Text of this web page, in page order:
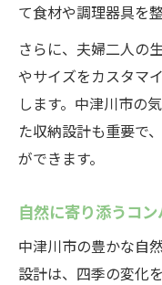
て食材や調理器具を
さらに、夫婦二人の
やサイズをカスタマ
します。中津川市の
た収納設計も重要で
ができます。
自然に寄り添うコ
中津川市の豊かな自
設計は、四季の変化